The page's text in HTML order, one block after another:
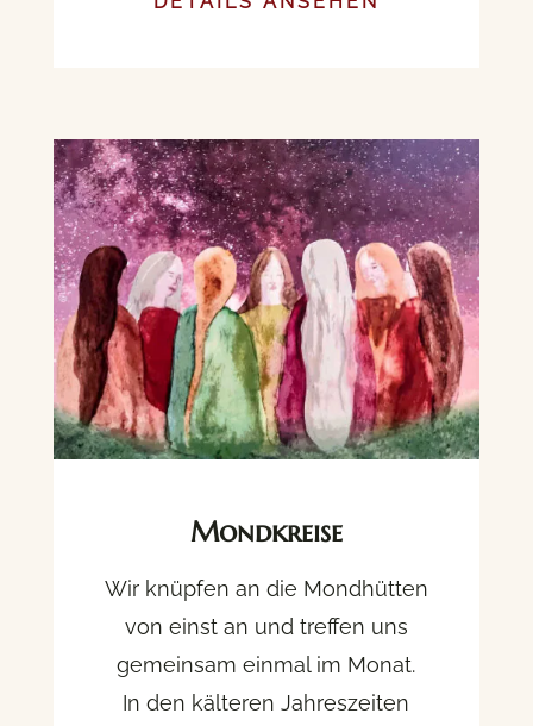
Mondkreise
Wir knüpfen an die Mondhütten
von einst an und treffen uns
gemeinsam einmal im Monat.
In den kälteren Jahreszeiten